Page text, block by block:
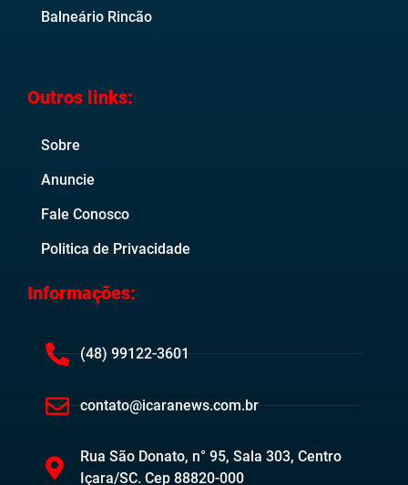
Balneário Rincão
Outros links:
Sobre
Anuncie
Fale Conosco
Politica de Privacidade
Informações:
(48) 99122-3601
contato@icaranews.com.br
Rua São Donato, n° 95, Sala 303, Centro
Içara/SC. Cep 88820-000